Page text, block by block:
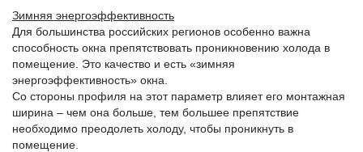
Зимняя энергоэффективность
Для большинства российских регионов особенно важна
способность окна препятствовать проникновению холода в
помещение. Это качество и есть «зимняя
энергоэффективность» окна.
Со стороны профиля на этот параметр влияет его монтажная
ширина – чем она больше, тем большее препятствие
необходимо преодолеть холоду, чтобы проникнуть в
помещение.